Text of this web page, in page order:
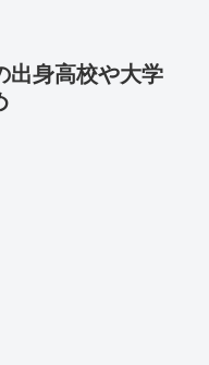
出身高校や大学